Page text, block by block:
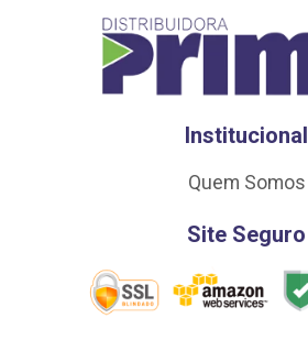
Institucional
Quem Somos
Site Seguro